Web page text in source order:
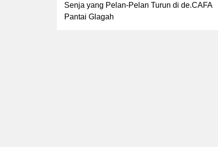
Senja yang Pelan-Pelan Turun di de.CAFA
Pantai Glagah